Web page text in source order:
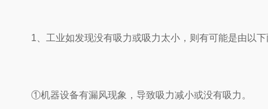
1、工业如发现没有吸力或吸力太小，则有可能是由以下
①机器设备有漏风现象，导致吸力减小或没有吸力。